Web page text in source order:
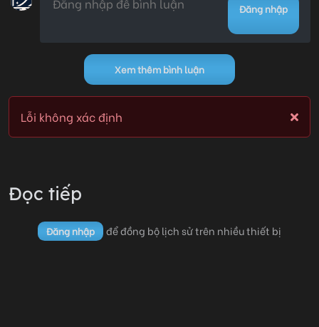
25/05/2026 17:29
Lỗi không xác định
Đăng nhập
Xem thêm bình luận
Lỗi không xác định
Đọc tiếp
Đăng nhập để đồng bộ lịch sử trên nhiều thiết bị